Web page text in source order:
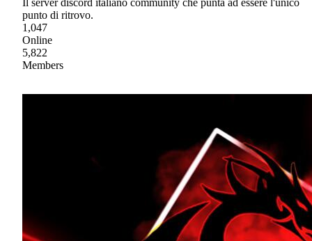
Il server discord italiano community che punta ad essere l'unico
punto di ritrovo.
1,047
Online
5,822
Members